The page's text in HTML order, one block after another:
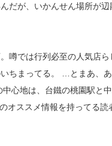
だが、いかんせん場所が
噂では行列必至の人気店
ちまってる。 …とまあ、
心地は、台鐵の桃園駅と
オススメ情報を持ってる